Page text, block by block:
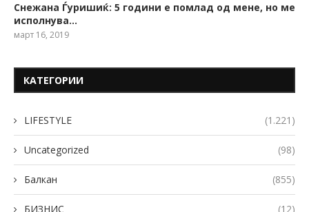
Снежана Ѓуришиќ: 5 години е помлад од мене, но ме
исполнува…
март 16, 2019
КАТЕГОРИИ
LIFESTYLE (1.221)
Uncategorized (98)
Балкан (855)
БИЗНИС (12)